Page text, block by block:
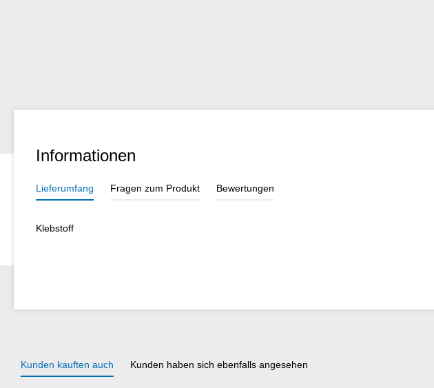
Informationen
Lieferumfang Fragen zum Produkt Bewertungen
Klebstoff
Kunden kauften auch Kunden haben sich ebenfalls angesehen